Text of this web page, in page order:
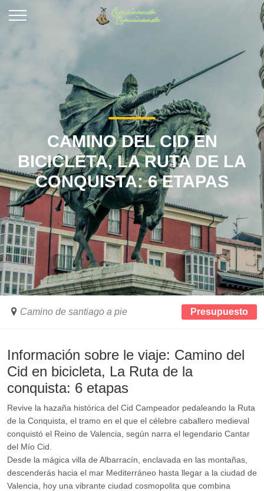
CAMINO DEL CID EN
BICICLETA, LA RUTA DE LA
CONQUISTA: 6 ETAPAS
Camino de santiago a pie Presupuesto
Información sobre le viaje: Camino del
Cid en bicicleta, La Ruta de la
conquista: 6 etapas
Revive la hazaña histórica del Cid Campeador pedaleando la Ruta
de la Conquista, el tramo en el que el célebre caballero medieval
conquistó el Reino de Valencia, según narra el legendario Cantar
del Mío Cid.
Desde la mágica villa de Albarracín, enclavada en las montañas,
descenderás hacia el mar Mediterráneo hasta llegar a la ciudad de
Valencia, hoy una vibrante ciudad cosmopolita que combina